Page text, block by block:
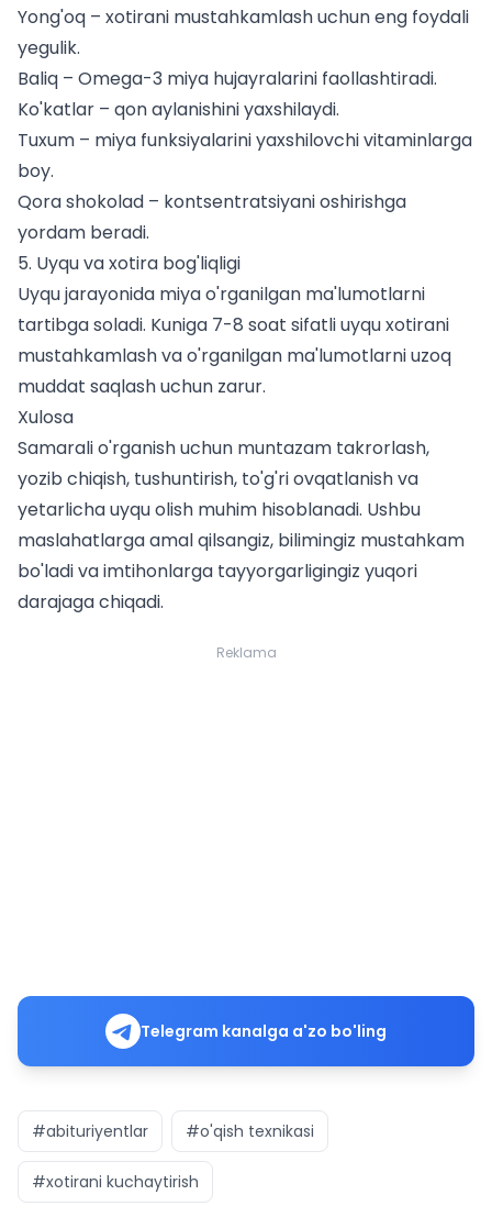
Yong'oq – xotirani mustahkamlash uchun eng foydali
yegulik.
Baliq – Omega-3 miya hujayralarini faollashtiradi.
Ko'katlar – qon aylanishini yaxshilaydi.
Tuxum – miya funksiyalarini yaxshilovchi vitaminlarga
boy.
Qora shokolad – kontsentratsiyani oshirishga
yordam beradi.
5. Uyqu va xotira bog'liqligi
Uyqu jarayonida miya o'rganilgan ma'lumotlarni
tartibga soladi. Kuniga 7-8 soat sifatli uyqu xotirani
mustahkamlash va o'rganilgan ma'lumotlarni uzoq
muddat saqlash uchun zarur.
Xulosa
Samarali o'rganish uchun muntazam takrorlash,
yozib chiqish, tushuntirish, to'g'ri ovqatlanish va
yetarlicha uyqu olish muhim hisoblanadi. Ushbu
maslahatlarga amal qilsangiz, bilimingiz mustahkam
bo'ladi va imtihonlarga tayyorgarligingiz yuqori
darajaga chiqadi.
Reklama
Telegram kanalga a'zo bo'ling
#abituriyentlar #o'qish texnikasi
#xotirani kuchaytirish